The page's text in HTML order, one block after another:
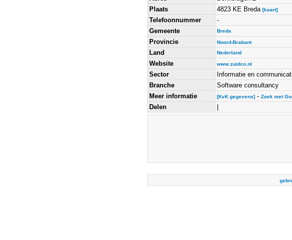
Plaats
4823 KE Breda [kaart]
Telefoonnummer
-
Gemeente
Breda
Provincie Noord-Brabant
Land Nederland
Website www.zuidco.nl
Sector
Informatie en
Branche
Software consultancy
Meer informatie
[KvK gegevens]- Zoek met
Delen